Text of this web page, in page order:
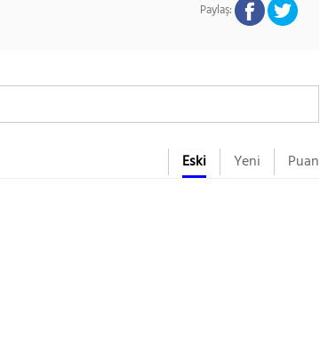
Paylaş:
Eski Yeni Puan